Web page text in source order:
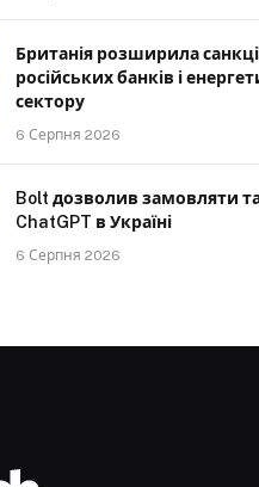
Британія розширила
російських банків і
сектору
6 Серпня 2026
Bolt дозволив замовляти
ChatGPT в Україні
6 Серпня 2026